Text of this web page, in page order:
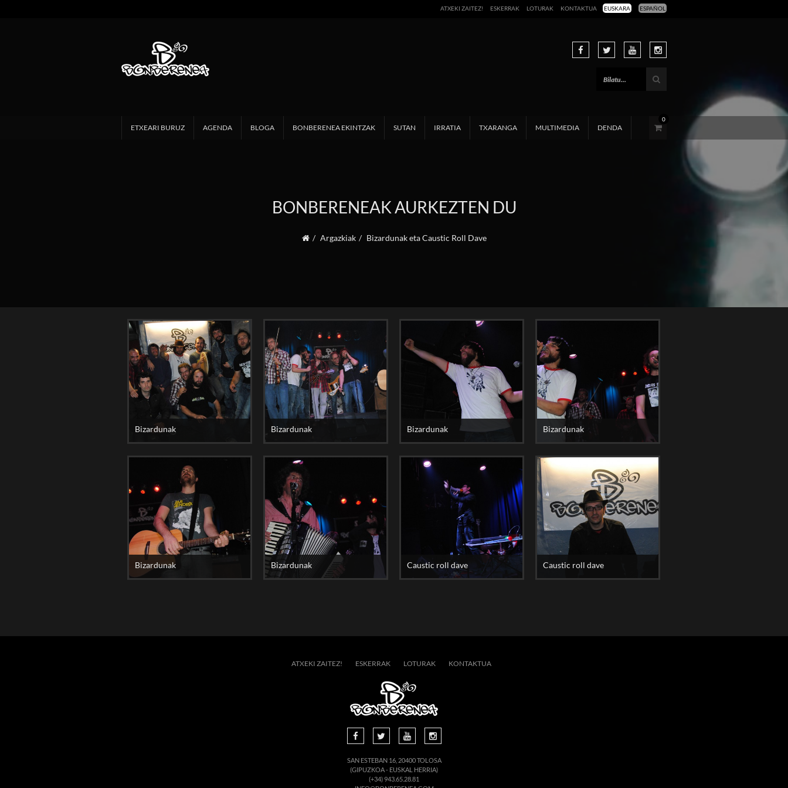
EUSKARA ESPAÑOL
ATXEKI ZAITEZ! ESKERRAK LOTURAK KONTAKTUA
ETXEARI BURUZ AGENDA BLOGA BONBERENEA EKINTZAK SUTAN IRRATIA TXARANGA MULTIMEDIA DENDA
0
BONBERENEAK AURKEZTEN DU
Argazkiak Bizardunak eta Caustic Roll Dave
Bizardunak Bizardunak Bizardunak Bizardunak
Bizardunak Bizardunak Caustic roll dave Caustic roll dave
ATXEKI ZAITEZ! ESKERRAK LOTURAK KONTAKTUA
SAN ESTEBAN 16, 20400 TOLOSA
(GIPUZKOA - EUSKAL HERRIA)
(+34) 943.65.28.81